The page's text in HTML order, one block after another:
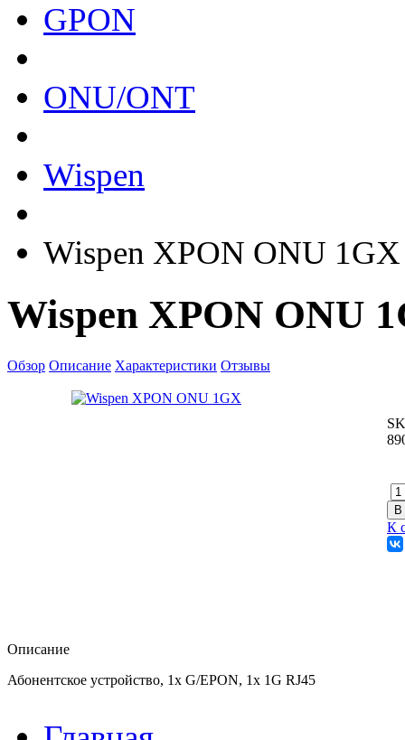
GPON
ONU/ONT
Wispen
Wispen XPON ONU 1GX
Wispen XPON ONU
Обзор Описание Характеристики Отзывы
К
Описание
Абонентское устройство, 1х G/EPON, 1х 1G RJ45